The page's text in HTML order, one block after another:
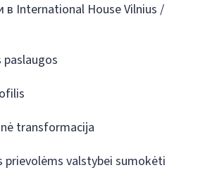
в International House Vilnius /
transformacija
prievolėms valstybei sumokėti